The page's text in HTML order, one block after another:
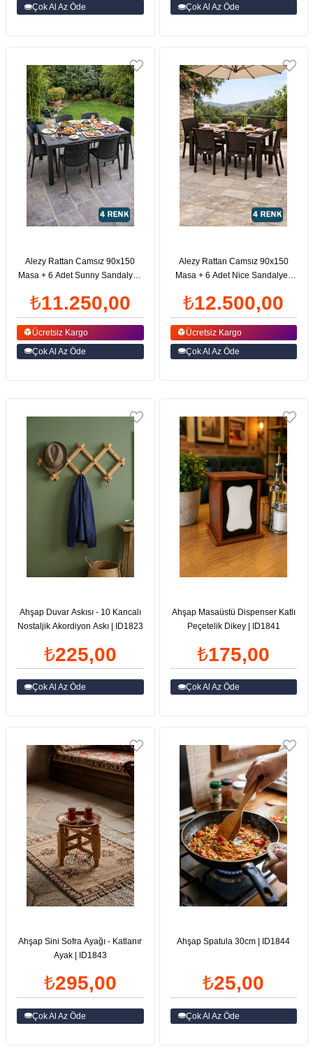
Çok Al Az Öde
Çok Al Az Öde
Alezy Rattan Camsız 90x150
Masa + 6 Adet Sunny Sandalye |
₺11.250,00
Ücretsiz Kargo
Çok Al Az Öde
Alezy Rattan Camsız 90x150
Masa + 6 Adet Nice Sandalye |
₺12.500,00
Ücretsiz Kargo
Çok Al Az Öde
Ahşap Duvar Askısı - 10 Kancalı
Nostaljik Akordiyon Askı | ID1823
₺225,00
Çok Al Az Öde
Ahşap Masaüstü Dispenser Katlı
Peçetelik Dikey | ID1841
₺175,00
Çok Al Az Öde
Ahşap Sini Sofra Ayağı - Katlanır
Ayak | ID1843
₺295,00
Çok Al Az Öde
Ahşap Spatula 30cm | ID1844
₺25,00
Çok Al Az Öde